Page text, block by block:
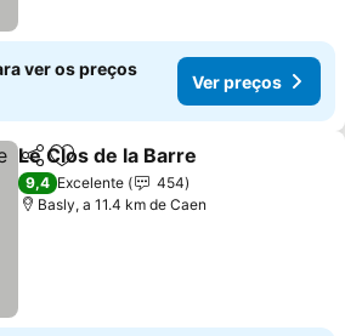
ver os preços
Ver preços
PartilharAdicionar aos favoritos
Le Clos de la Barre
9,4 Excelente
454
Basly, a 11.4 km de Caen